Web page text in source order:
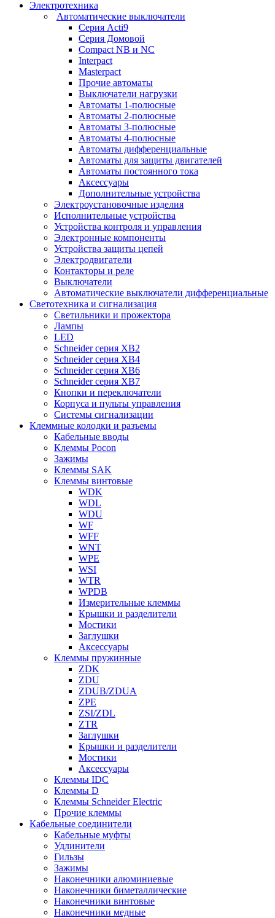
Электротехника
Автоматические выключатели
Серия Acti9
Серия Домовой
Compact NB и NC
Interpact
Masterpact
Прочие автоматы
Выключатели нагрузки
Автоматы 1-полюсные
Автоматы 2-полюсные
Автоматы 3-полюсные
Автоматы 4-полюсные
Автоматы дифференциальные
Автоматы для защиты двигателей
Автоматы постоянного тока
Аксессуары
Дополнительные устройства
Электроустановочные изделия
Исполнительные устройства
Устройства контроля и управления
Электронные компоненты
Устройства защиты цепей
Электродвигатели
Контакторы и реле
Выключатели
Автоматические выключатели дифференциальные
Светотехника и сигнализация
Светильники и прожектора
Лампы
LED
Schneider серия XB2
Schneider серия XB4
Schneider серия XB6
Schneider серия XB7
Кнопки и переключатели
Корпуса и пульты управления
Системы сигнализации
Клеммные колодки и разъемы
Кабельные вводы
Клеммы Pocon
Зажимы
Клеммы SAK
Клеммы винтовые
WDK
WDL
WDU
WF
WFF
WNT
WPE
WSI
WTR
WPDB
Измерительные клеммы
Крышки и разделители
Мостики
Заглушки
Аксессуары
Клеммы пружинные
ZDK
ZDU
ZDUB/ZDUA
ZPE
ZSI/ZDL
ZTR
Заглушки
Крышки и разделители
Мостики
Аксессуары
Клеммы IDC
Клеммы D
Клеммы Schneider Electric
Прочие клеммы
Кабельные соединители
Кабельные муфты
Удлинители
Гильзы
Зажимы
Наконечники алюминиевые
Наконечники биметаллические
Наконечники винтовые
Наконечники медные